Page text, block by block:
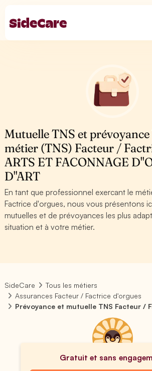
Mutuelle TNS et
métier (TNS) Facteur /
ARTS ET FACONNAGE
D''ART
En tant que professionnel exercant le
Factrice d'orgues, nous vous présentons
mutuelles et de prévoyances les plus
situation et à votre métier.
SideCare
Tous les métiers
Assurances Facteur / Factrice d'orgues
Prévoyance et mutuelle TNS Facteur /
Gratuit et sans